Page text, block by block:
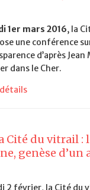
1er mars 2016, la
une conférence
d’après
dans le Cher.
Cité du vitrail :
genèse d’un
2 février, la Cité du